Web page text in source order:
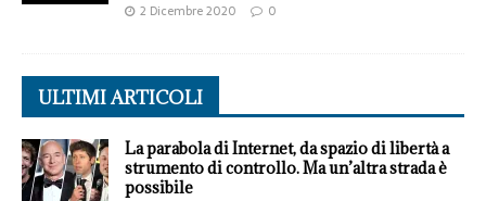
2 Dicembre 2020 0
ULTIMI ARTICOLI
La parabola di Internet, da spazio di libertà a
strumento di controllo. Ma un’altra strada è
possibile